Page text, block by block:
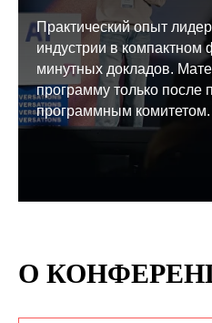
Практический опыт
индустрии в компактном
минутных докладов.
программу только после
программным комитетом.
О